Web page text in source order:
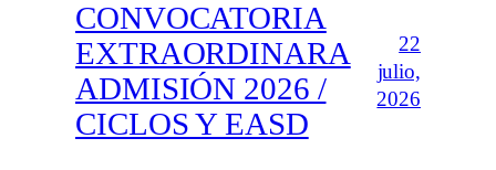
CONVOCATORIA
EXTRAORDINARA
ADMISIÓN 2026 /
CICLOS Y EASD
22
julio,
2026